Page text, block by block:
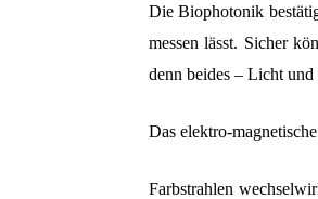
Die Biophotonik
messen lässt. Sicher
denn beides – Licht
Das elektro-
Farbstrahlen